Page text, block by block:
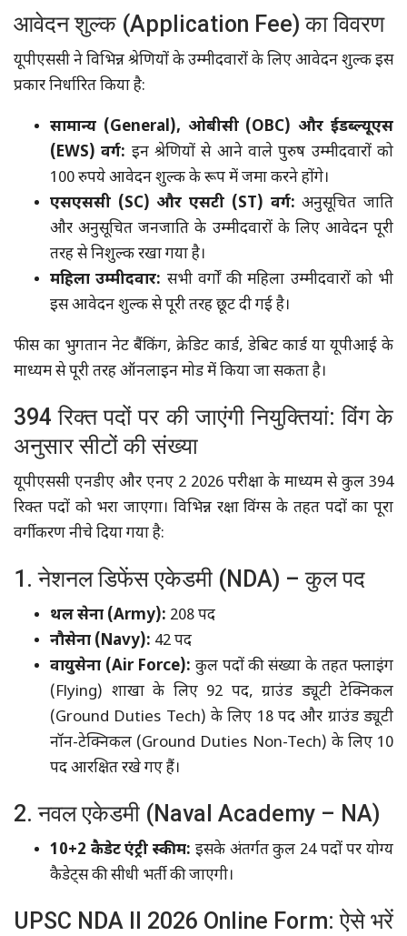
आवेदन शुल्क (Application Fee) का विवरण
यूपीएससी ने विभिन्न श्रेणियों के उम्मीदवारों के लिए आवेदन शुल्क इस
प्रकार निर्धारित किया है:
सामान्य (General), ओबीसी (OBC) और ईडब्ल्यूएस
(EWS) वर्ग: इन श्रेणियों से आने वाले पुरुष उम्मीदवारों को
100 रुपये आवेदन शुल्क के रूप में जमा करने होंगे।
एसएससी (SC) और एसटी (ST) वर्ग: अनुसूचित जाति
और अनुसूचित जनजाति के उम्मीदवारों के लिए आवेदन पूरी
तरह से निशुल्क रखा गया है।
महिला उम्मीदवार: सभी वर्गों की महिला उम्मीदवारों को भी
इस आवेदन शुल्क से पूरी तरह छूट दी गई है।
फीस का भुगतान नेट बैंकिंग, क्रेडिट कार्ड, डेबिट कार्ड या यूपीआई के
माध्यम से पूरी तरह ऑनलाइन मोड में किया जा सकता है।
394 रिक्त पदों पर की जाएंगी नियुक्तियां: विंग के
अनुसार सीटों की संख्या
यूपीएससी एनडीए और एनए 2 2026 परीक्षा के माध्यम से कुल 394
रिक्त पदों को भरा जाएगा। विभिन्न रक्षा विंग्स के तहत पदों का पूरा
वर्गीकरण नीचे दिया गया है:
1. नेशनल डिफेंस एकेडमी (NDA) – कुल पद
थल सेना (Army): 208 पद
नौसेना (Navy): 42 पद
वायुसेना (Air Force): कुल पदों की संख्या के तहत फ्लाइंग
(Flying) शाखा के लिए 92 पद, ग्राउंड ड्यूटी टेक्निकल
(Ground Duties Tech) के लिए 18 पद और ग्राउंड ड्यूटी
नॉन-टेक्निकल (Ground Duties Non-Tech) के लिए 10
पद आरक्षित रखे गए हैं।
2. नवल एकेडमी (Naval Academy – NA)
10+2 कैडेट एंट्री स्कीम: इसके अंतर्गत कुल 24 पदों पर योग्य
कैडेट्स की सीधी भर्ती की जाएगी।
UPSC NDA II 2026 Online Form: ऐसे भरें